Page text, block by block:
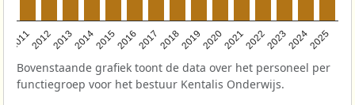
201120122013201420152016201720182019202020212022202320242025
Bovenstaande grafiek toont de data over het personeel per
functiegroep voor het bestuur Kentalis Onderwijs.